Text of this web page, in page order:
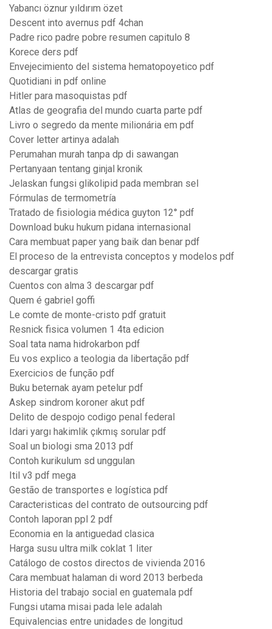
Yabancı öznur yıldırım özet
Descent into avernus pdf 4chan
Padre rico padre pobre resumen capitulo 8
Korece ders pdf
Envejecimiento del sistema hematopoyetico pdf
Quotidiani in pdf online
Hitler para masoquistas pdf
Atlas de geografia del mundo cuarta parte pdf
Livro o segredo da mente milionária em pdf
Cover letter artinya adalah
Perumahan murah tanpa dp di sawangan
Pertanyaan tentang ginjal kronik
Jelaskan fungsi glikolipid pada membran sel
Fórmulas de termometría
Tratado de fisiologia médica guyton 12° pdf
Download buku hukum pidana internasional
Cara membuat paper yang baik dan benar pdf
El proceso de la entrevista conceptos y modelos pdf
descargar gratis
Cuentos con alma 3 descargar pdf
Quem é gabriel goffi
Le comte de monte-cristo pdf gratuit
Resnick fisica volumen 1 4ta edicion
Soal tata nama hidrokarbon pdf
Eu vos explico a teologia da libertação pdf
Exercicios de função pdf
Buku beternak ayam petelur pdf
Askep sindrom koroner akut pdf
Delito de despojo codigo penal federal
Idari yargı hakimlik çıkmış sorular pdf
Soal un biologi sma 2013 pdf
Contoh kurikulum sd unggulan
Itil v3 pdf mega
Gestão de transportes e logística pdf
Caracteristicas del contrato de outsourcing pdf
Contoh laporan ppl 2 pdf
Economia en la antiguedad clasica
Harga susu ultra milk coklat 1 liter
Catálogo de costos directos de vivienda 2016
Cara membuat halaman di word 2013 berbeda
Historia del trabajo social en guatemala pdf
Fungsi utama misai pada lele adalah
Equivalencias entre unidades de longitud